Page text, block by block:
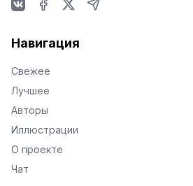
Навигация
Свежее
Лучшее
Авторы
Иллюстрации
О проекте
Чат